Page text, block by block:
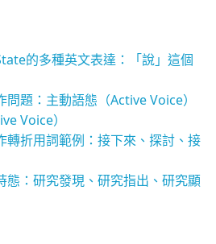
的多種英文表達：「說」這個
題：主動語態（Active Voice）
Voice）
轉折用詞範例：接下來、探討、接
態：研究發現、研究指出、研究顯